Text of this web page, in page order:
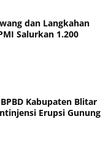
dan Langkahan
Salurkan 1.200
Kabupaten Blitar
Erupsi Gunung